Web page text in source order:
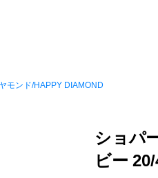
モンド/HAPPY DIAMOND
ショパ
ビー